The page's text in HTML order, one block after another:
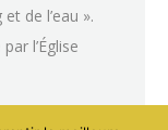
de l’eau ».
l’Église